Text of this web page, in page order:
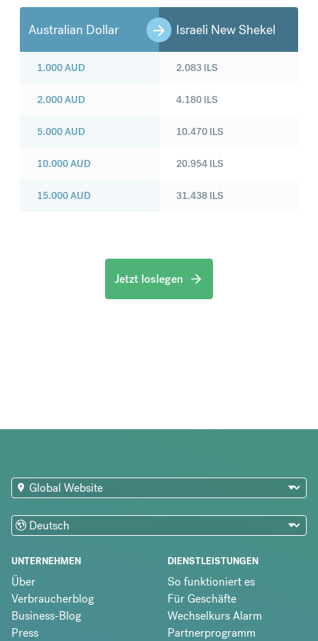
Australian Dollar Israeli New Shekel
1.000AUD
2.000AUD
5.000AUD
10.000AUD
15.000AUD
2.083 ILS
4.180 ILS
10.470 ILS
20.954 ILS
31.438 ILS
Jetzt loslegen
UNTERNEHMEN
Über
Verbraucherblog
Business-Blog
Press
DIENSTLEISTUNGEN
So funktioniert es
Für Geschäfte
Wechselkurs Alarm
Partnerprogramm